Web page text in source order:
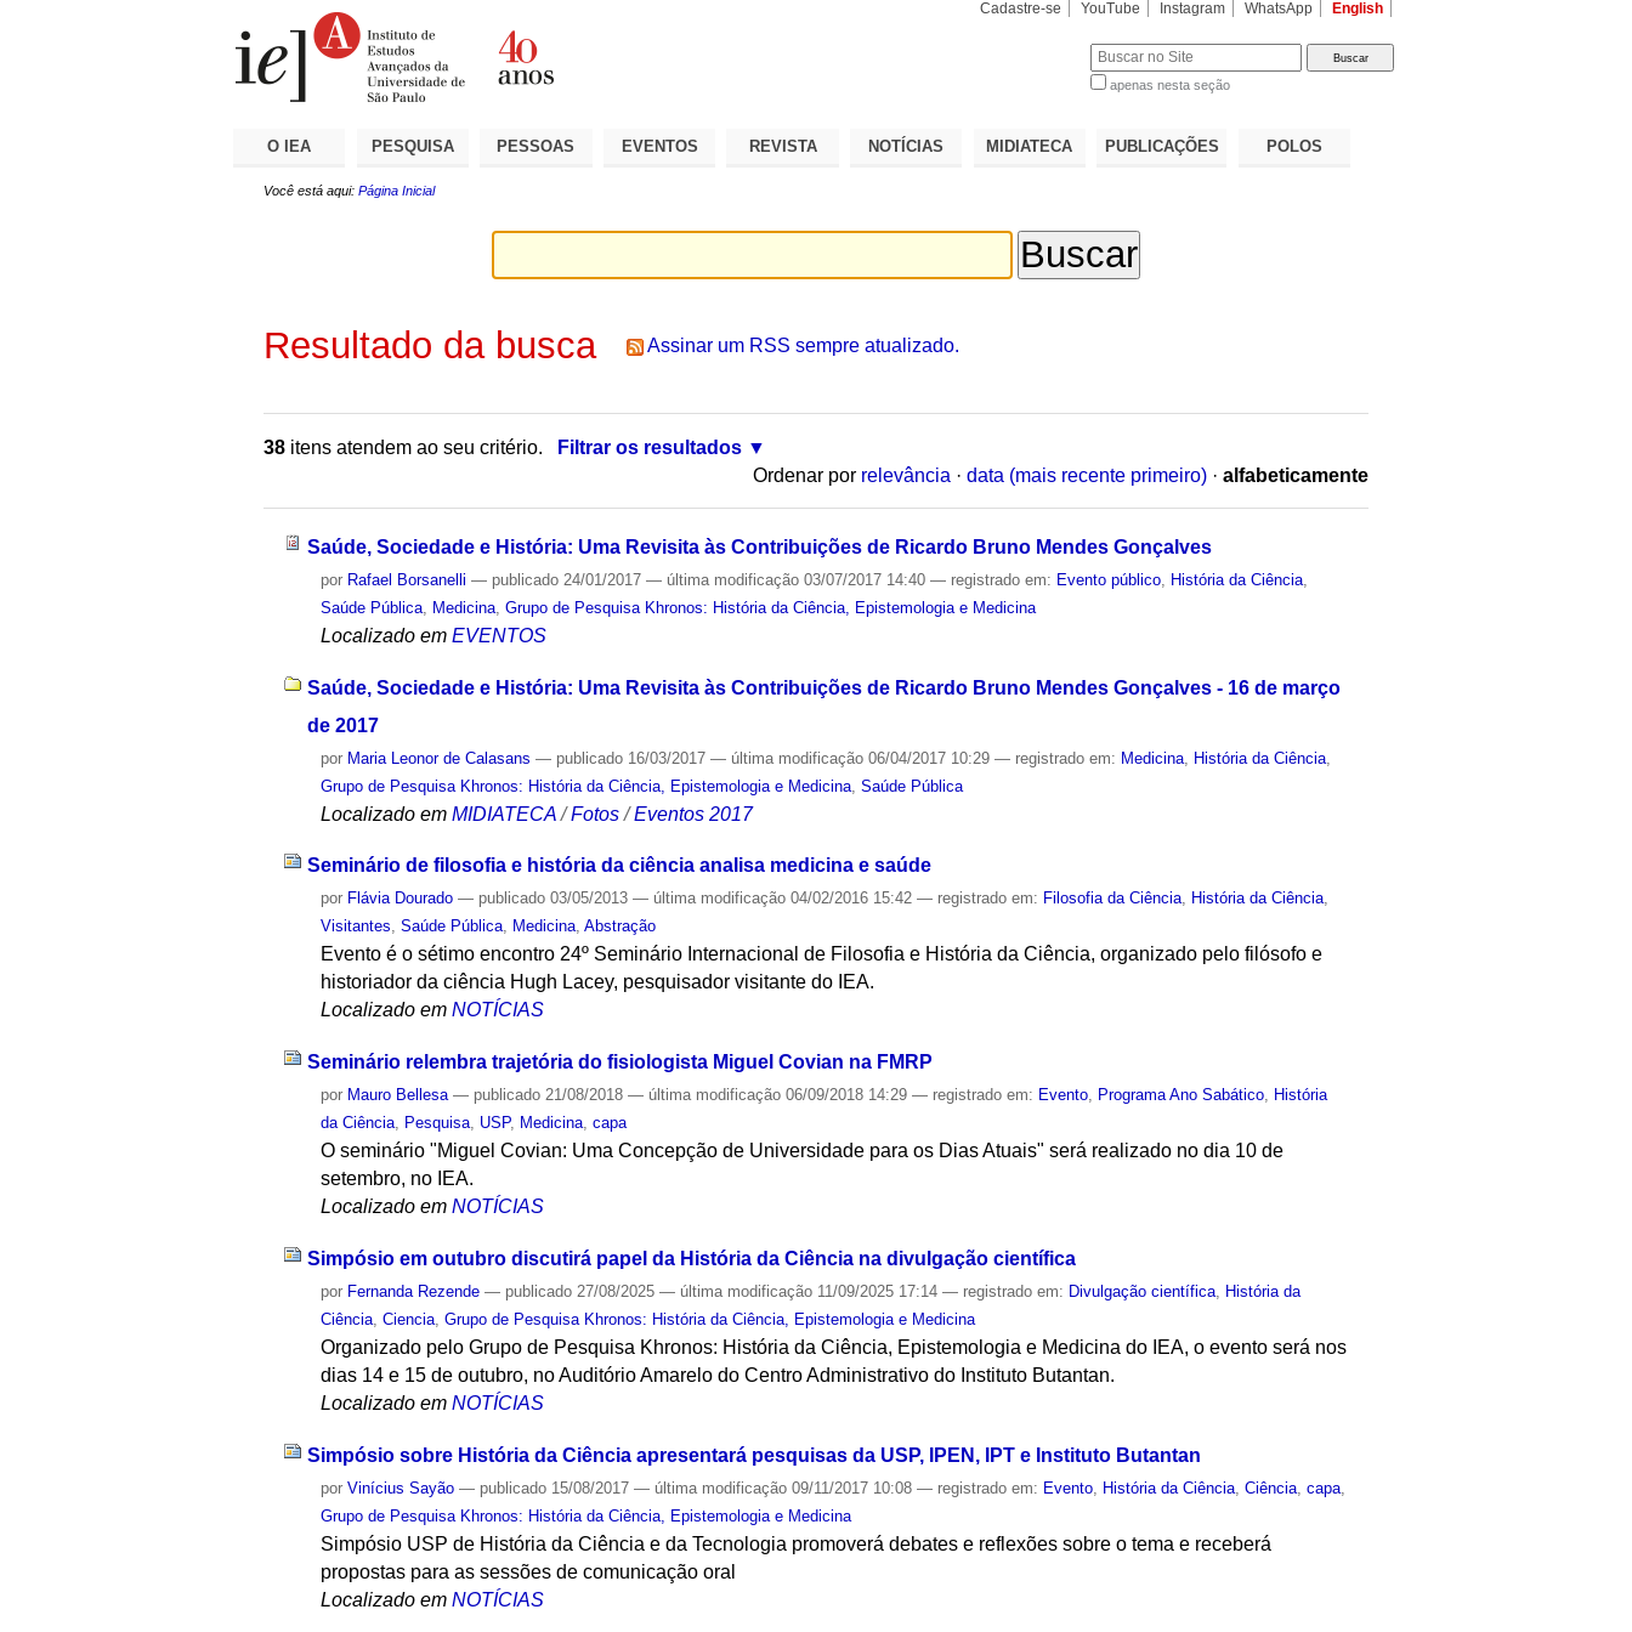
Cadastre-se YouTube Instagram WhatsApp English
apenas nesta seção
O IEA PESQUISA PESSOAS EVENTOS REVISTA NOTÍCIAS MIDIATECA PUBLICAÇÕES POLOS
Você está aqui: Página Inicial
Resultado da busca Assinar um RSS sempre atualizado.
38 itens atendem ao seu critério.
Filtrar os resultados
Ordenar por relevância · data (mais recente primeiro) · alfabeticamente
Saúde, Sociedade e História: Uma Revisita às Contribuições de Ricardo Bruno Mendes Gonçalves
por Rafael Borsanelli — publicado 24/01/2017— última modificação 03/07/2017 14:40— registrado em: Evento público História da Ciência
Saúde Pública
Medicina ,Grupo de Pesquisa Khronos: História da Ciência, Epistemologia e Medicina
Localizado em EVENTOS
Saúde, Sociedade e História: Uma Revisita às Contribuições de Ricardo Bruno Mendes Gonçalves - 16 de março
de 2017
por Maria Leonor de Calasans — publicado 16/03/2017— última modificação 06/04/2017 10:29— registrado em: Medicina História da Ciência
Grupo de Pesquisa Khronos: História da Ciência, Epistemologia e Medicina ,Saúde Pública
Localizado em MIDIATECA /Fotos /Eventos 2017
Seminário de filosofia e história da ciência analisa medicina e saúde
por Flávia Dourado — publicado 03/05/2013— última modificação 04/02/2016 15:42— registrado em: Filosofia da Ciência, História da Ciência,
Visitantes,Saúde Pública, Medicina,Abstração
Evento é o sétimo encontro 24º Seminário Internacional de Filosofia e História da Ciência, organizado pelo filósofo e
historiador da ciência Hugh Lacey, pesquisador visitante do IEA.
Localizado em NOTÍCIAS
Seminário relembra trajetória do fisiologista Miguel Covian na FMRP
por Mauro Bellesa — publicado 21/08/2018— última modificação 06/09/2018 14:29— registrado em: Evento, Programa Ano Sabático, História
da Ciência, Pesquisa, USP, Medicina,capa
O seminário "Miguel Covian: Uma Concepção de Universidade para os Dias Atuais" será realizado no dia 10 de
setembro, no IEA.
Localizado em NOTÍCIAS
Simpósio em outubro discutirá papel da História da Ciência na divulgação científica
por Fernanda Rezende — publicado 27/08/2025— última modificação 11/09/2025 17:14— registrado em: Divulgação científica
História da
Ciência ,Ciencia ,Grupo de Pesquisa Khronos: História da Ciência, Epistemologia e Medicina
Organizado pelo Grupo de Pesquisa Khronos: História da Ciência, Epistemologia e Medicina do IEA, o evento será nos
dias 14 e 15 de outubro, no Auditório Amarelo do Centro Administrativo do Instituto Butantan.
Localizado em NOTÍCIAS
Simpósio sobre História da Ciência apresentará pesquisas da USP, IPEN, IPT e Instituto Butantan
porVinícius Sayão — publicado 15/08/2017— última modificação 09/11/2017 10:08— registrado em: Evento História da Ciência ,Ciência ,capa
Grupo de Pesquisa Khronos: História da Ciência, Epistemologia e Medicina
Simpósio USP de História da Ciência e da Tecnologia promoverá debates e reflexões sobre o tema e receberá
propostas para as sessões de comunicação oral
Localizado em NOTÍCIAS